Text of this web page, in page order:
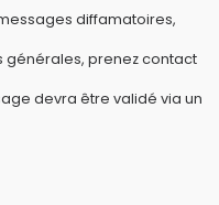
diffamatoires,
générales, prenez contact
devra être validé via un